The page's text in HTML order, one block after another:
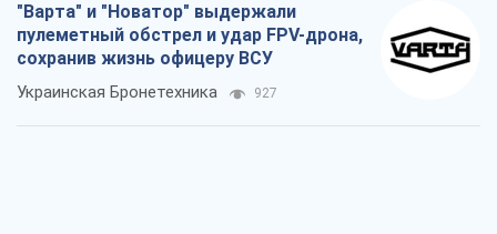
"Варта" и "Новатор" выдержали
пулеметный обстрел и удар FPV-дрона,
сохранив жизнь офицеру ВСУ
Украинская Бронетехника 927